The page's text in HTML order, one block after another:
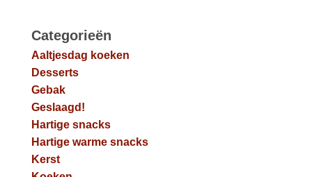
Categorieën
Aaltjesdag koeken
Desserts
Gebak
Geslaagd!
Hartige snacks
Hartige warme snacks
Kerst